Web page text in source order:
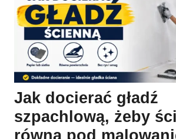
Jak docierać gładź
szpachlową, żeby